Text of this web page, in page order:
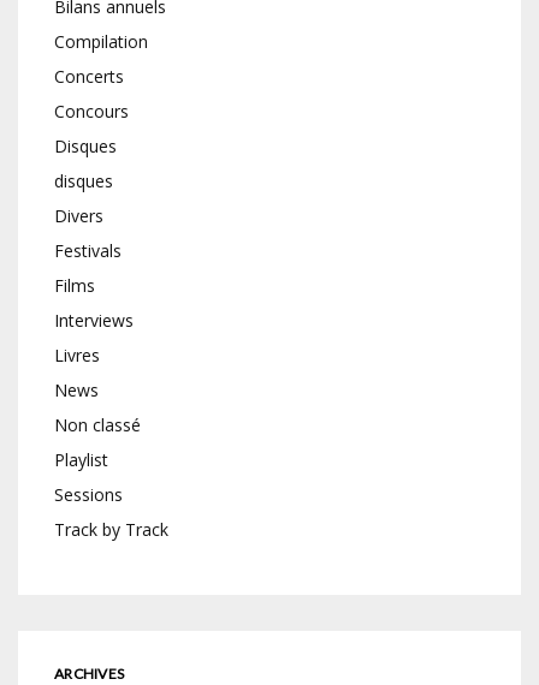
Bilans annuels
Compilation
Concerts
Concours
Disques
disques
Divers
Festivals
Films
Interviews
Livres
News
Non classé
Playlist
Sessions
Track by Track
ARCHIVES